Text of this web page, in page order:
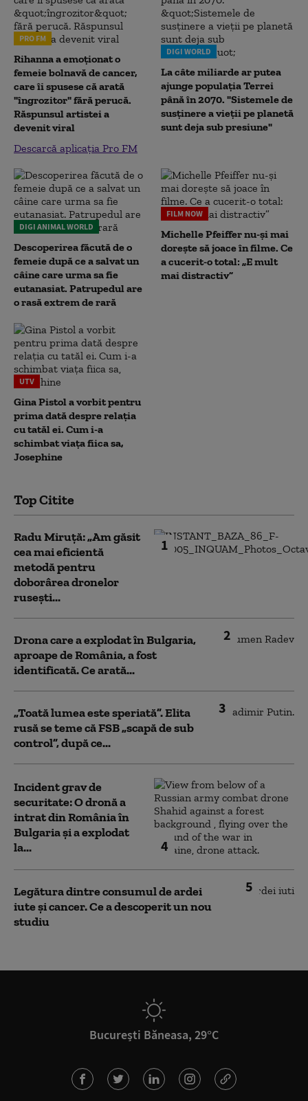
PRO FM
Rihanna a emoționat o
femeie bolnavă de cancer,
care îi spusese că arată
"îngrozitor" fără perucă.
Răspunsul artistei a
devenit viral
Descarcă aplicația Pro FM
DIGI WORLD
La câte miliarde ar putea
ajunge populația Terrei
până în 2070. "Sistemele de
susținere a vieții pe planetă
sunt deja sub presiune"
DIGI ANIMAL WORLD
Descoperirea făcută de o
femeie după ce a salvat un
câine care urma sa fie
eutanasiat. Patrupedul are
o rasă extrem de rară
FILM NOW
Michelle Pfeiffer nu-și mai
dorește să joace în filme. Ce
a cucerit-o total: „E mult
mai distractiv”
UTV
Gina Pistol a vorbit pentru
prima dată despre relația
cu tatăl ei. Cum i-a
schimbat viața fiica sa,
Josephine
Top Citite
1
Radu Miruță: „Am găsit
cea mai eficientă
metodă pentru
doborârea dronelor
rusești...
2
Drona care a explodat în Bulgaria,
aproape de România, a fost
identificată. Ce arată...
3
„Toată lumea este speriată”. Elita
rusă se teme că FSB „scapă de sub
control”, după ce...
4
Incident grav de
securitate: O dronă a
intrat din România în
Bulgaria şi a explodat
la...
5
Legătura dintre consumul de ardei
iute și cancer. Ce a descoperit un nou
studiu
București Băneasa, 29°C